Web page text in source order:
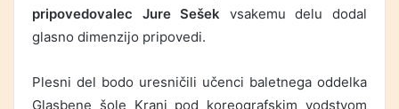
pripovedovalec Jure Sešek vsakemu delu dodal
glasno dimenzijo pripovedi.
Plesni del bodo uresničili učenci baletnega oddelka
Glasbene šole Kranj pod koreografskim vodstvom